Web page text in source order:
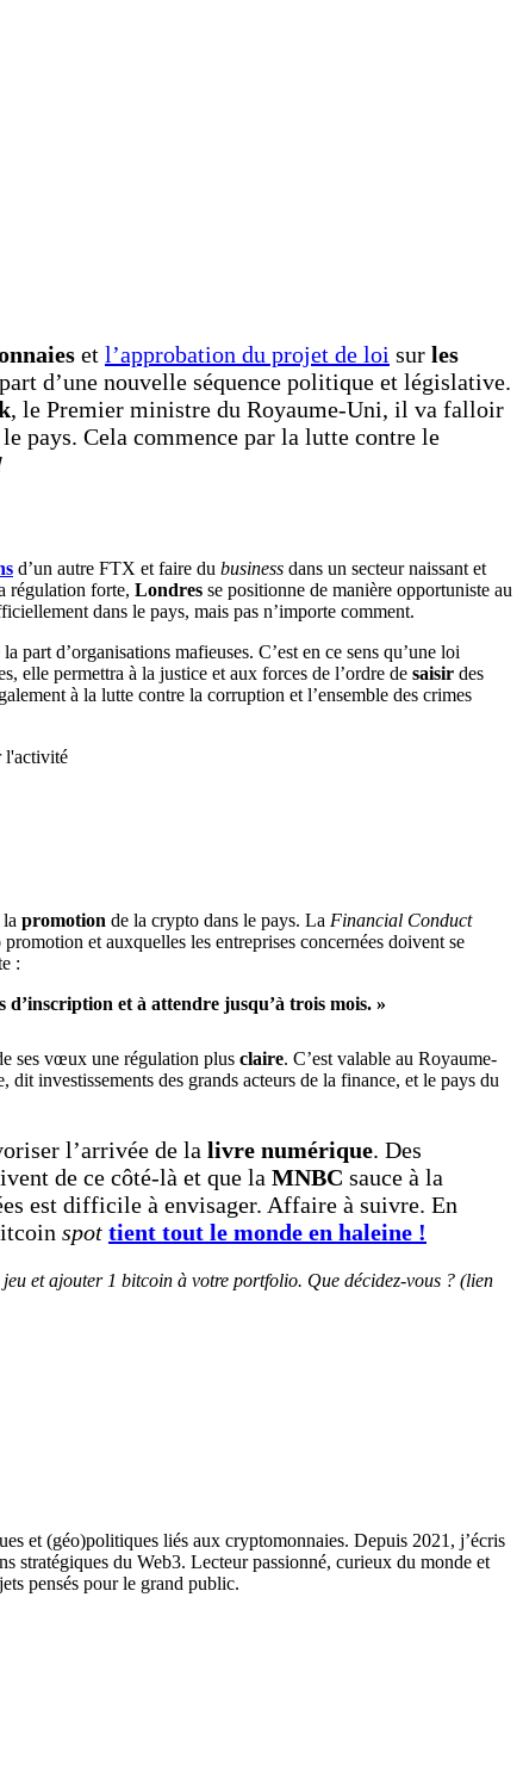
et l’approbation du projet de loi sur les
d’une nouvelle séquence politique et législative.
, le Premier ministre du Royaume-Uni, il va falloir
pays. Cela commence par la lutte contre le
d’un autre FTX et faire du business dans un secteur naissant et
régulation forte, Londres se positionne de manière opportuniste au
dans le pays, mais pas n’importe comment.
la part d’organisations mafieuses. C’est en ce sens qu’une loi
elle permettra à la justice et aux forces de l’ordre de saisir des
à la lutte contre la corruption et l’ensemble des crimes
promotion de la crypto dans le pays. La Financial Conduct
et auxquelles les entreprises concernées doivent se
:
et à attendre jusqu’à trois mois. »
ses vœux une régulation plus claire. C’est valable au Royaume-
dit investissements des grands acteurs de la finance, et le pays du
l’arrivée de la livre numérique. Des
de ce côté-là et que la MNBC sauce à la
est difficile à envisager. Affaire à suivre. En
spot tient tout le monde en haleine !
et ajouter 1 bitcoin à votre portfolio. Que décidez-vous ? (lien
et (géo)politiques liés aux cryptomonnaies. Depuis 2021, j’écris
stratégiques du Web3. Lecteur passionné, curieux du monde et
pensés pour le grand public.